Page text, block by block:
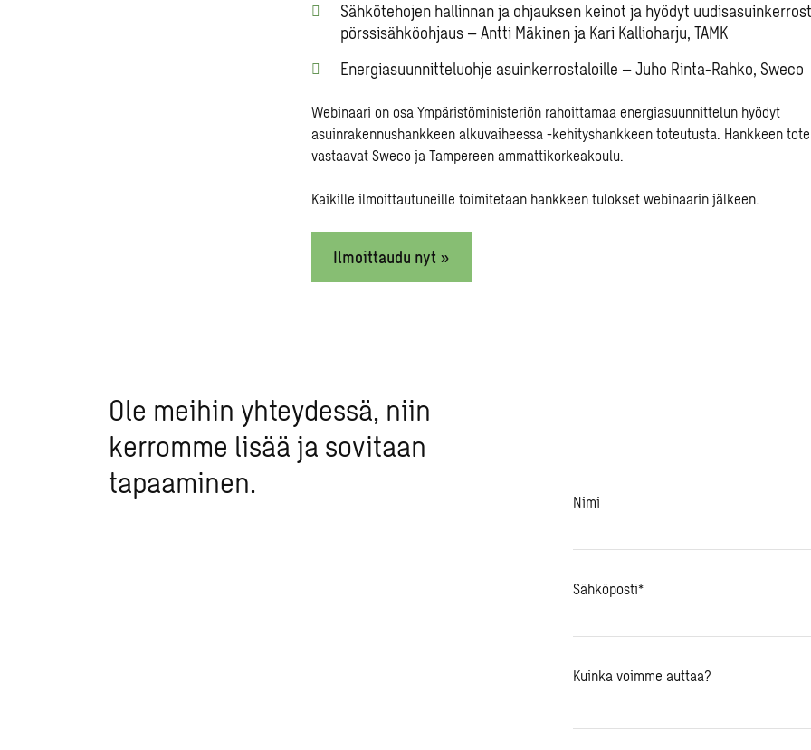
Sähkötehojen hallinnan ja ohjauksen keinot ja hyödyt
pörssisähköohjaus – Antti Mäkinen ja Kari Kallioharju, TAMK
Energiasuunnitteluohje asuinkerrostaloille – Juho Rinta-Rahko, Sweco
Webinaari on osa Ympäristöministeriön rahoittamaa energiasuunnittelun hyödyt
asuinrakennushankkeen alkuvaiheessa -kehityshankkeen toteutusta. Hankkeen
vastaavat Sweco ja Tampereen ammattikorkeakoulu.
Kaikille ilmoittautuneille toimitetaan hankkeen tulokset webinaarin jälkeen.
Ilmoittaudu nyt »
Ole meihin yhteydessä, niin
kerromme lisää ja sovitaan
tapaaminen.
Nimi
Sähköposti*
Kuinka voimme auttaa?